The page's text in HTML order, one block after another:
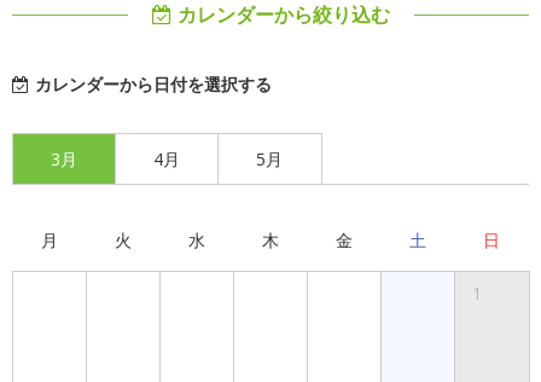
カレンダーから絞り込む
カレンダーから日付を選択する
3月 4月 5月
月 火 水 木 金 土 日
1